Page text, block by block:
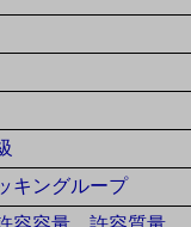
キングループ